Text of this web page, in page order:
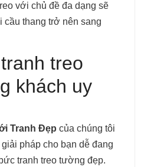
với chủ đề đa dạng sẽ
thang trở nên sang
treo
khách uy
Tranh Đẹp của chúng tôi
pháp cho bạn dễ đang
tranh treo tường đẹp.